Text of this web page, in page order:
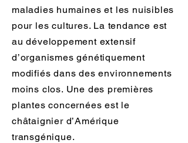
maladies humaines et les nuisibles
pour les cultures. La tendance est
au développement extensif
d’organismes génétiquement
modifiés dans des environnements
moins clos. Une des premières
plantes concernées est le
châtaignier d’Amérique
transgénique.